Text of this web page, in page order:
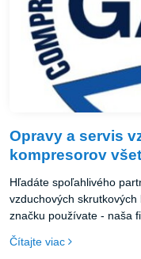
Opravy a servis
kompresorov
Hľadáte spoľahlivého
vzduchových
značku používate - naša
Čítajte viac